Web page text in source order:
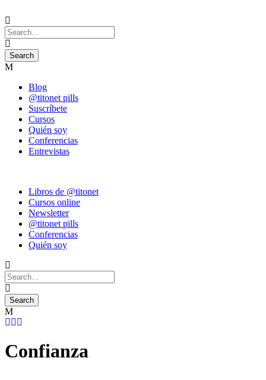
Blog
@titonet pills
Suscríbete
Cursos
Quién soy
Conferencias
Entrevistas
Libros de @titonet
Cursos online
Newsletter
@titonet pills
Conferencias
Quién soy
Confianza